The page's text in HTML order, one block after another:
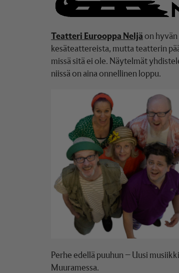
Teatteri Eurooppa Neljäon
kesäteattereista, mutta teatterin
missä sitä ei ole. Näytelmät
niissä on aina onnellinen loppu.
Perhe edellä puuhun – Uusi
Muuramessa.